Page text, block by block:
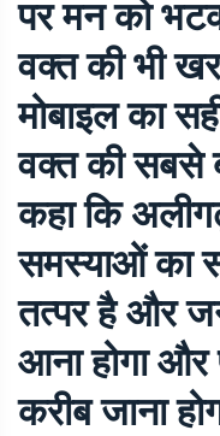
पर मन को
वक्त की भी
मोबाइल का
वक्त की सबसे
कहा कि
समस्याओं का
तत्पर है और
आना होगा
करीब जाना